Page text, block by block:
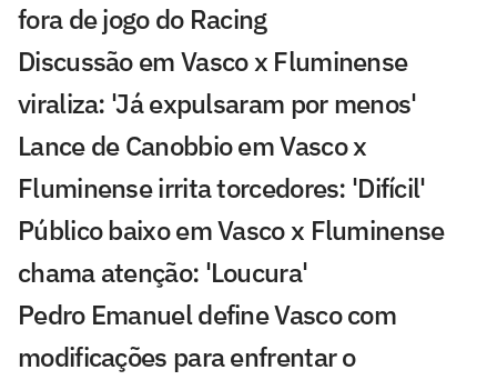
fora de jogo do Racing
Discussão em Vasco x Fluminense
viraliza: 'Já expulsaram por menos'
Lance de Canobbio em Vasco x
Fluminense irrita torcedores: 'Difícil'
Público baixo em Vasco x Fluminense
chama atenção: 'Loucura'
Pedro Emanuel define Vasco com
modificações para enfrentar o